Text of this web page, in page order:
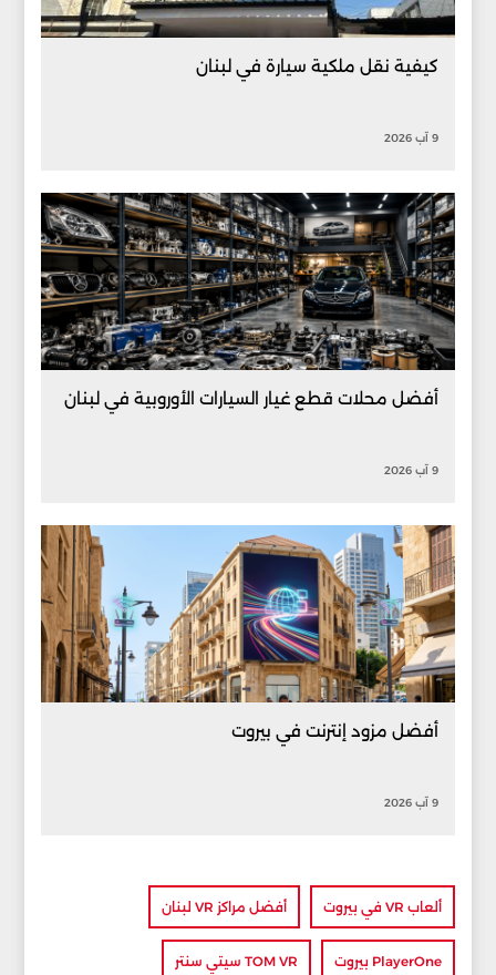
كيفية نقل ملكية سيارة في لبنان
9 آب 2026
أفضل محلات قطع غيار السيارات الأوروبية في لبنان
9 آب 2026
أفضل مزود إنترنت في بيروت
9 آب 2026
ألعاب VR في بيروت أفضل مراكز VR لبنان
PlayerOne بيروت TOM VR سيتي سنتر